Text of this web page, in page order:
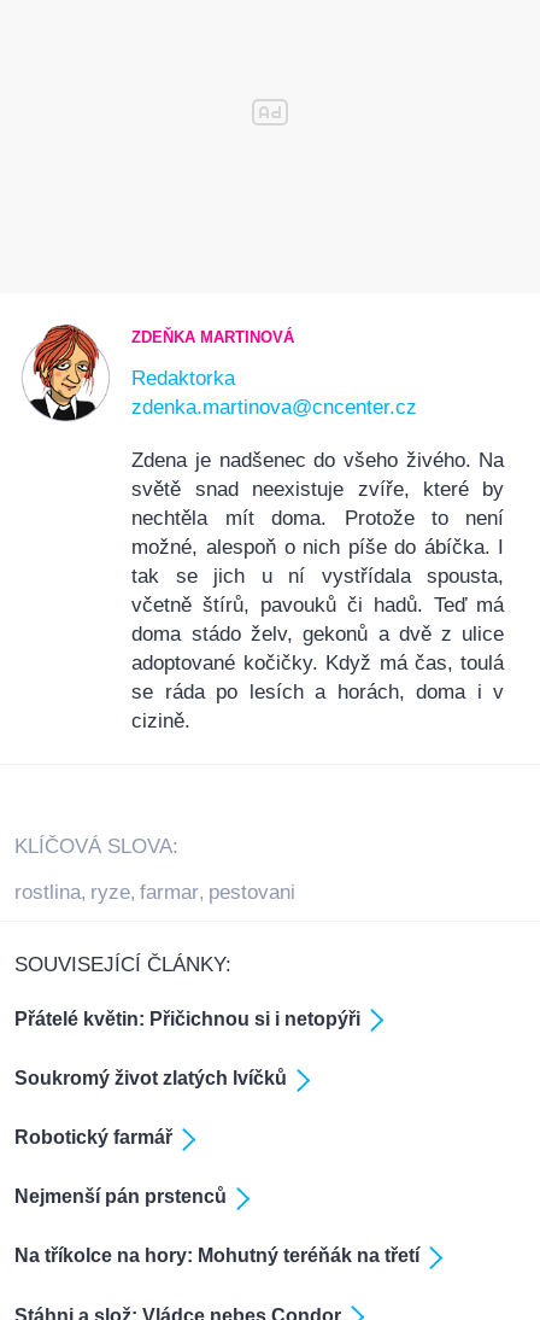
ZDEŇKA MARTINOVÁ
Redaktorka
zdenka.martinova@cncenter.cz
Zdena je nadšenec do všeho živého. Na
světě snad neexistuje zvíře, které by
nechtěla mít doma. Protože to není
možné, alespoň o nich píše do ábíčka. I
tak se jich u ní vystřídala spousta,
včetně štírů, pavouků či hadů. Teď má
doma stádo želv, gekonů a dvě z ulice
adoptované kočičky. Když má čas, toulá
se ráda po lesích a horách, doma i v
cizině.
KLÍČOVÁ SLOVA:
rostlina, ryze, farmar, pestovani
SOUVISEJÍCÍ ČLÁNKY:
Přátelé květin: Přičichnou si i netopýři
Soukromý život zlatých lvíčků
Robotický farmář
Nejmenší pán prstenců
Na tříkolce na hory: Mohutný teréňák na třetí
Stáhni a slož: Vládce nebes Condor